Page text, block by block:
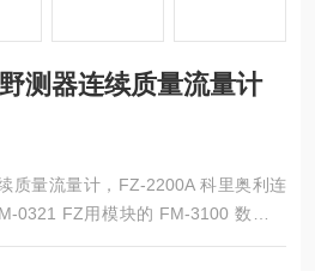
测器连续质量流量计
质量流量计，FZ-2200A 科里奥利连
0321 FZ用模块的 FM-3100 数显流
测量汽油、柴油、火油等燃料的质量